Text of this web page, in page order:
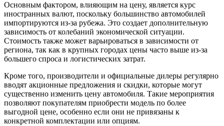
Основным фактором, влияющим на цену, является курс
иностранных валют, поскольку большинство автомобилей
импортируются из-за рубежа. Это создает дополнительную
зависимость от колебаний экономической ситуации.
Стоимость также может варьироваться в зависимости от
региона, так как в крупных городах цены часто выше из-за
большего спроса и логистических затрат.
Кроме того, производители и официальные дилеры регулярно
вводят акционные предложения и скидки, которые могут
существенно изменить цену автомобиля. Такие мероприятия
позволяют покупателям приобрести модель по более
выгодной цене, особенно если они не привязаны к
конкретной комплектации или опциям.